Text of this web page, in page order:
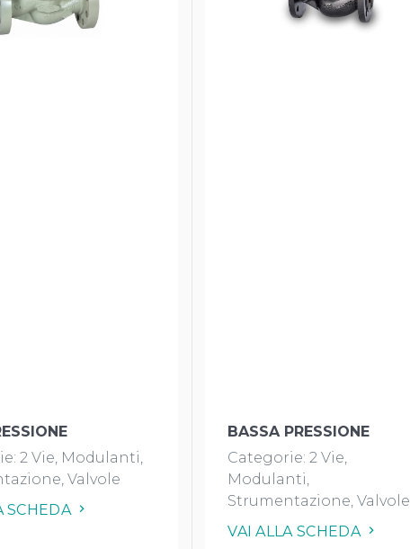
2 Vie Modulanti
Valvole
SCHEDA
BASSA PRESSIONE
Categorie:2 Vie
Modulanti
Strumentazione Valvole
VAI ALLA SCHEDA